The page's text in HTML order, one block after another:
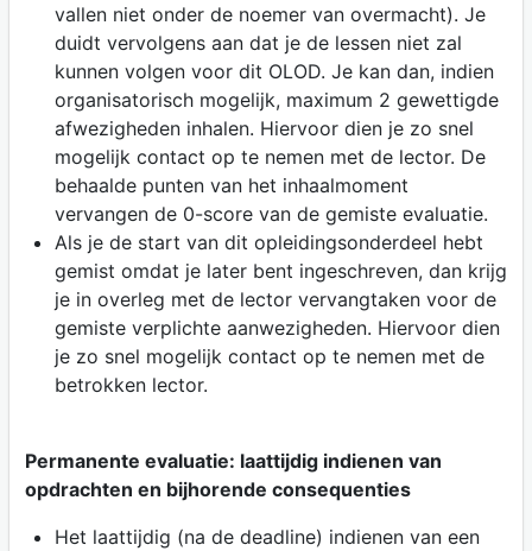
vallen niet onder de noemer van overmacht). Je
duidt vervolgens aan dat je de lessen niet zal
kunnen volgen voor dit OLOD. Je kan dan, indien
organisatorisch mogelijk, maximum 2 gewettigde
afwezigheden inhalen. Hiervoor dien je zo snel
mogelijk contact op te nemen met de lector. De
behaalde punten van het inhaalmoment
vervangen de 0-score van de gemiste evaluatie.
Als je de start van dit opleidingsonderdeel hebt
gemist omdat je later bent ingeschreven, dan krijg
je in overleg met de lector vervangtaken voor de
gemiste verplichte aanwezigheden. Hiervoor dien
je zo snel mogelijk contact op te nemen met de
betrokken lector.
Permanente evaluatie: laattijdig indienen van
opdrachten en bijhorende consequenties
Het laattijdig (na de deadline) indienen van een